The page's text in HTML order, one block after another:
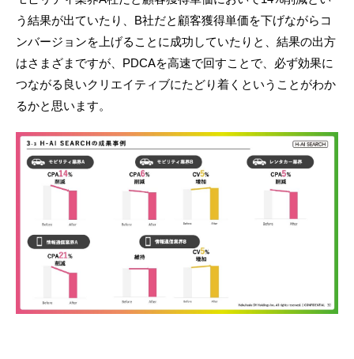
う結果が出ていたり、B社だと顧客獲得単価を下げながらコ
ンバージョンを上げることに成功していたりと、結果の出方
はさまざまですが、PDCAを高速で回すことで、必ず効果に
つながる良いクリエイティブにたどり着くということがわか
るかと思います。